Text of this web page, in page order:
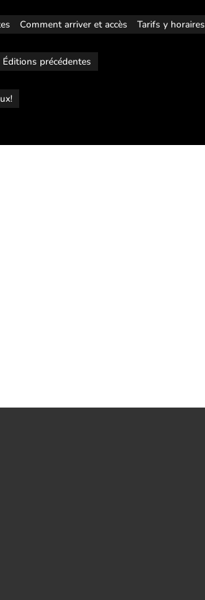
Comment arriver et accès Tarifs y horaires
Éditions précédentes